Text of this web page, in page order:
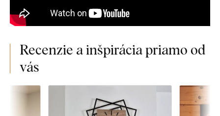
Recenzie a inšpirácia priamo od
vás